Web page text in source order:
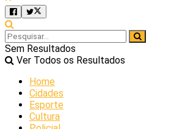
Sem Resultados
Ver Todos os Resultados
Home
Cidades
Esporte
Cultura